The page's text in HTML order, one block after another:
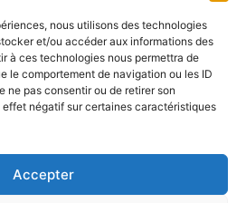
nous utilisons des technologies
et/ou accéder aux informations des
à ces technologies nous permettra de
le comportement de navigation ou les ID
ne pas consentir ou de retirer son
négatif sur certaines caractéristiques
Accepter